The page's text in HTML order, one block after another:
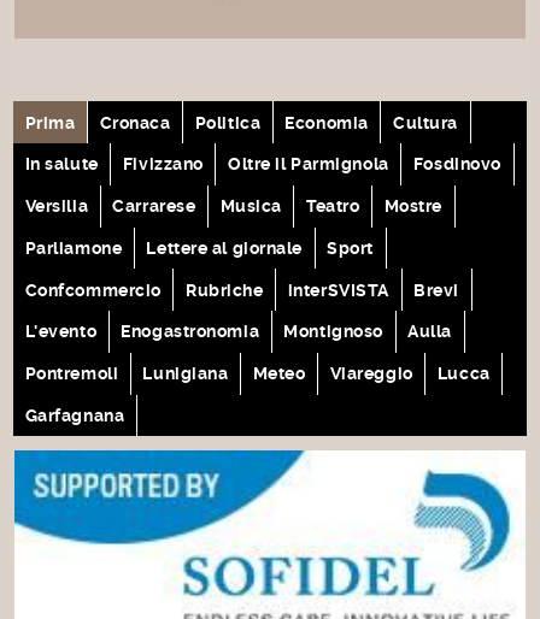
Prima Cronaca Politica Economia Cultura
In salute Fivizzano Oltre il Parmignola Fosdinovo
Versilia Carrarese Musica Teatro Mostre
Parliamone Lettere al giornale Sport
Confcommercio Rubriche interSVISTA Brevi
L'evento Enogastronomia Montignoso Aulla
Pontremoli Lunigiana Meteo Viareggio Lucca
Garfagnana